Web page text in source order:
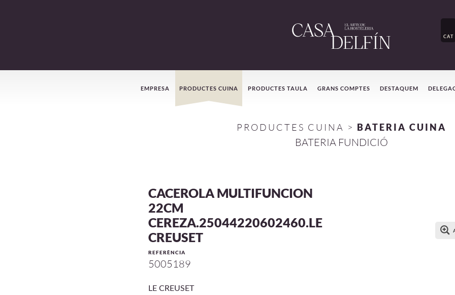
CAT
MenúEMPRESA PRODUCTES CUINA PRODUCTES TAULA GRANS COMPTES DESTAQUEM
PRODUCTES CUINA > BATERIA CUINA
BATERIA FUNDICIÓ
CACEROLA MULTIFUNCION
22CM
CEREZA.25044220602460.LE
CREUSET
REFERÈNCIA
5005189
LE CREUSET